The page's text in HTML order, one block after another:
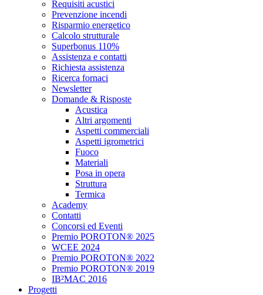
Requisiti acustici
Prevenzione incendi
Risparmio energetico
Calcolo strutturale
Superbonus 110%
Assistenza e contatti
Richiesta assistenza
Ricerca fornaci
Newsletter
Domande & Risposte
Acustica
Altri argomenti
Aspetti commerciali
Aspetti igrometrici
Fuoco
Materiali
Posa in opera
Struttura
Termica
Academy
Contatti
Concorsi ed Eventi
Premio POROTON® 2025
WCEE 2024
Premio POROTON® 2022
Premio POROTON® 2019
IB²MAC 2016
Progetti